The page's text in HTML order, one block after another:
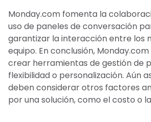
Monday.com fomenta la
uso de paneles de conversación
garantizar la interacción entre los
equipo. En conclusión,
crear herramientas de gestión de
flexibilidad o personalización. Aún
deben considerar otros factores
por una solución, como el costo o